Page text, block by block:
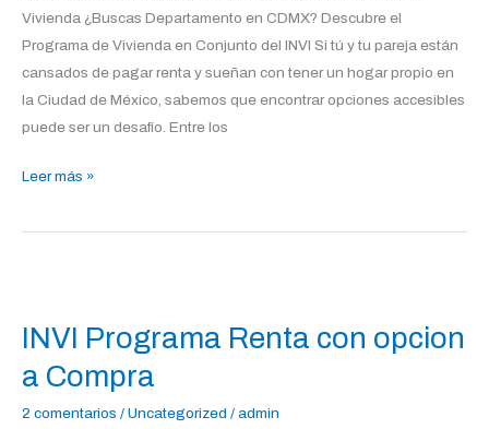
Vivienda ¿Buscas Departamento en CDMX? Descubre el
Programa de Vivienda en Conjunto del INVI Si tú y tu pareja están
cansados de pagar renta y sueñan con tener un hogar propio en
la Ciudad de México, sabemos que encontrar opciones accesibles
puede ser un desafío. Entre los
Leer más »
INVI Programa Renta con opcion
a Compra
2 comentarios / Uncategorized / admin
Renta
opcion
a